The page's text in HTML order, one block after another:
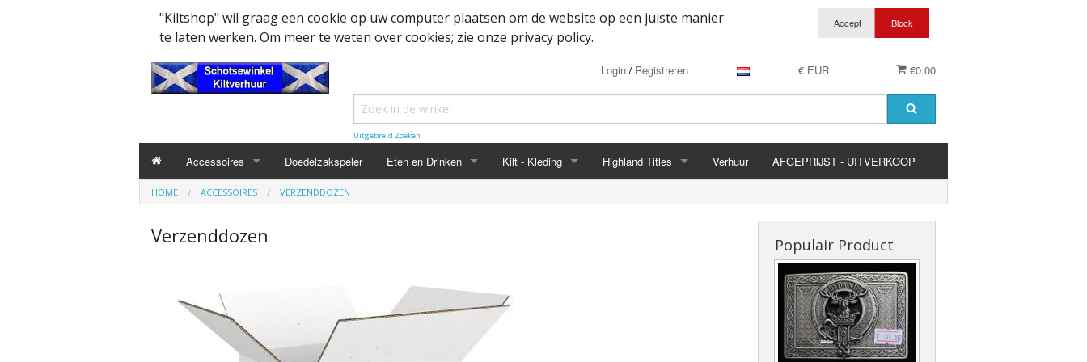
"Kiltshop" wil graag een cookie op uw computer plaatsen om de website op een juiste manier
te laten werken. Om meer te weten over cookies; zie onze privacy policy.
€0.00
€ EUR
Login/ Registreren
Uitgebreid Zoeken
Accessoires
Kleding accesssoiresBelt
Flashes
Collector items en Curiosa
Doedelzak - Piper - muziek benodigdheden
Mondkapjes
Doedelzakspeler Eten en Drinken
Whisky
Kilt - Kleding
Dutch Friendship Tartan producten
Highland Titles Verhuur AFGEPRIJST - UITVERKOOP
HOME ACCESSOIRES VERZENDDOZEN
Verzenddozen Populair Product